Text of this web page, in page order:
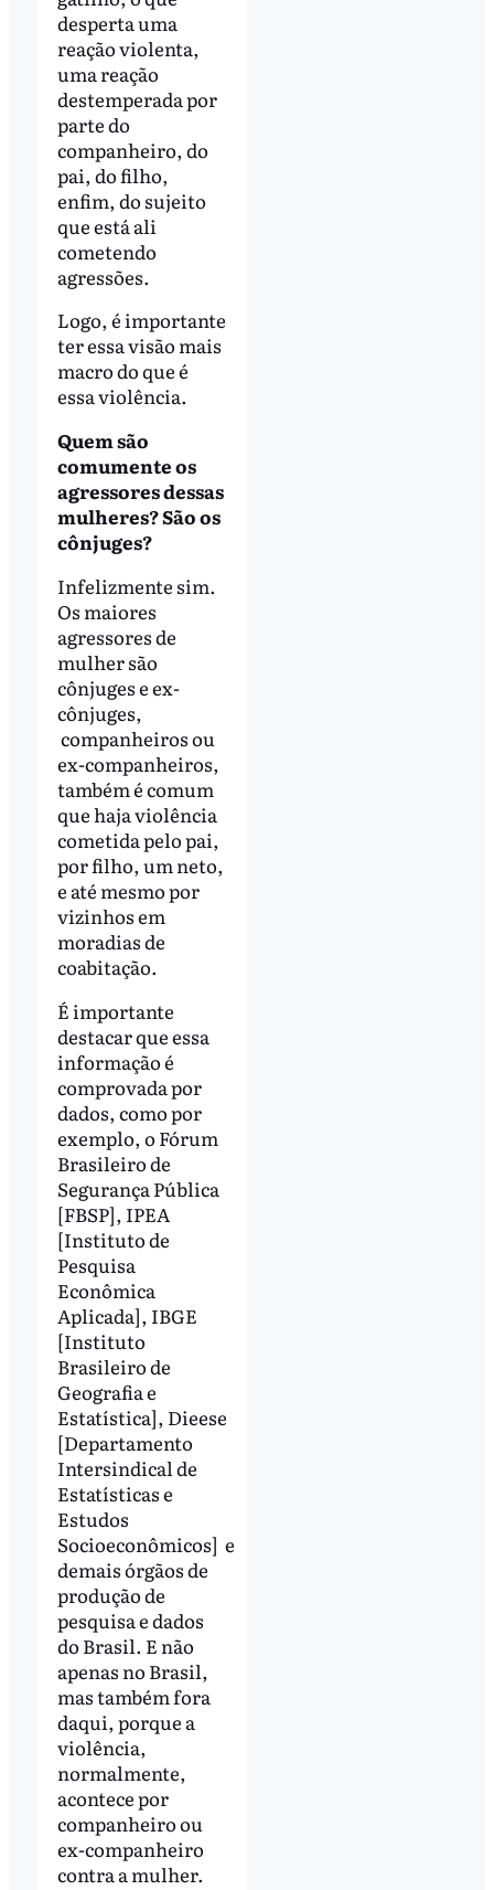
desperta uma
reação violenta,
uma reação
destemperada por
parte do
companheiro, do
pai, do filho,
enfim, do sujeito
que está ali
cometendo
agressões.
Logo, é importante
ter essa visão mais
macro do que é
essa violência.
Quem são
comumente os
agressores dessas
mulheres? São os
cônjuges?
Infelizmente sim.
Os maiores
agressores de
mulher são
cônjuges e ex-
cônjuges,
companheiros ou
ex-companheiros,
também é comum
que haja violência
cometida pelo pai,
por filho, um neto,
e até mesmo por
vizinhos em
moradias de
coabitação.
É importante
destacar que essa
informação é
comprovada por
dados, como por
exemplo, o Fórum
Brasileiro de
Segurança Pública
[FBSP], IPEA
[Instituto de
Pesquisa
Econômica
Aplicada], IBGE
[Instituto
Brasileiro de
Geografia e
Estatística], Dieese
[Departamento
Intersindical de
Estatísticas e
Estudos
Socioeconômicos] e
demais órgãos de
produção de
pesquisa e dados
do Brasil. E não
apenas no Brasil,
mas também fora
daqui, porque a
violência,
normalmente,
acontece por
companheiro ou
ex-companheiro
contra a mulher.